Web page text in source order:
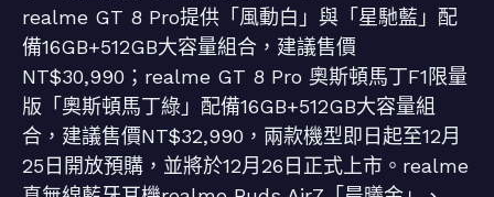
realme GT 8 Pro提供「風動白」與「星馳藍」配
備16GB+512GB大容量組合，建議售價
NT$30,990；realme GT 8 Pro 奧斯頓馬丁F1限量
版「奧斯頓馬丁綠」配備16GB+512GB大容量組
合，建議售價NT$32,990，兩款機型即日起至12月
25日開放預購，並將於12月26日正式上市。realme